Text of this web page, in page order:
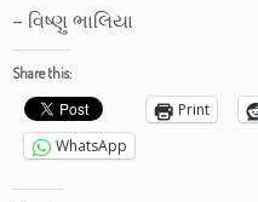
– વિષ્ણુ ભાલિયા
Share this:
Print
WhatsApp